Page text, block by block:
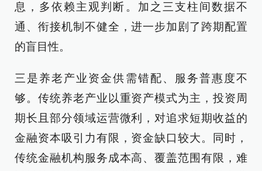
息，多依赖主观判断。加之三支柱间数据不
通、衔接机制不健全，进一步加剧了跨期配置
的盲目性。
三是养老产业资金供需错配、服务普惠度不
够。传统养老产业以重资产模式为主，投资周
期长且部分领域运营微利，对追求短期收益的
金融资本吸引力有限，资金缺口较大。同时，
传统金融机构服务成本高、覆盖范围有限，难